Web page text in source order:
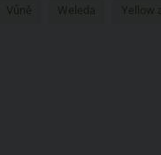
Vůně Weleda Yellow